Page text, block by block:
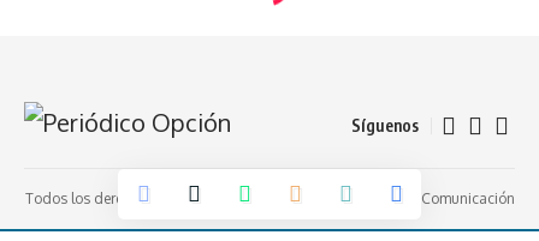
Síguenos
Todos los derechos reservados 2024 - Diseñado por: Futuro Comunicación